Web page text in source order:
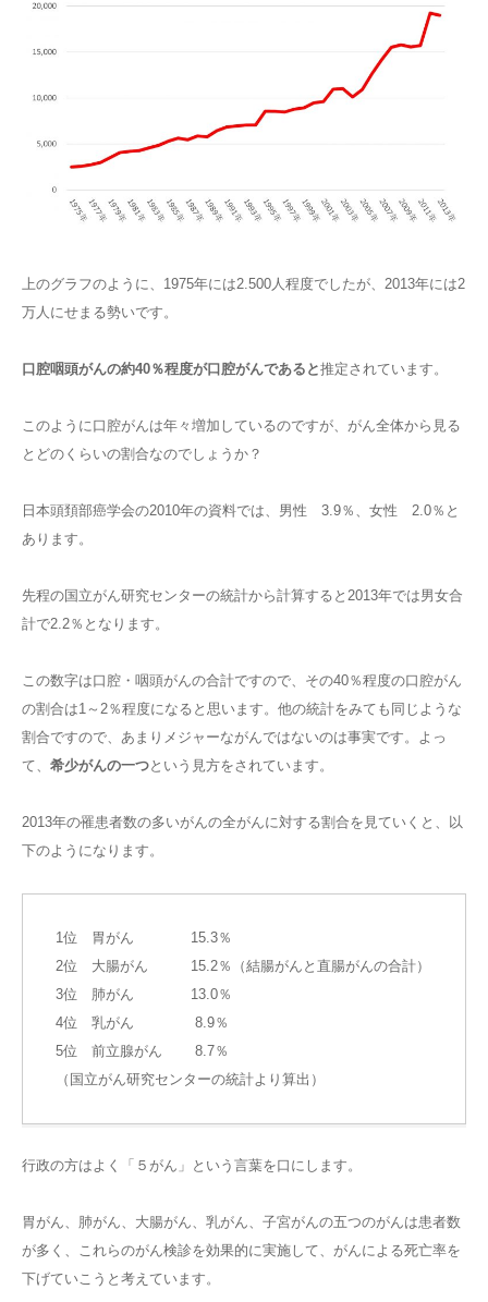
上のグラフのように、1975年には2.500人程度でしたが、2013年には2
万人にせまる勢いです。
口腔咽頭がんの約40％程度が口腔がんであると推定されています。
このように口腔がんは年々増加しているのですが、がん全体から見る
とどのくらいの割合なのでしょうか？
日本頭頚部癌学会の2010年の資料では、男性 3.9％、女性 2.0％と
あります。
先程の国立がん研究センターの統計から計算すると2013年では男女合
計で2.2％となります。
この数字は口腔・咽頭がんの合計ですので、その40％程度の口腔がん
の割合は1～2％程度になると思います。他の統計をみても同じような
割合ですので、あまりメジャーながんではないのは事実です。よっ
て、 希少がんの一つという見方をされています。
2013年の罹患者数の多いがんの全がんに対する割合を見ていくと、以
下のようになります。
1位 胃がん 15.3％
2位 大腸がん 15.2％（結腸がんと直腸がんの合計）
3位 肺がん 13.0％
4位 乳がん 8.9％
5位 前立腺がん 8.7％
（国立がん研究センターの統計より算出）
行政の方はよく「５がん」という言葉を口にします。
胃がん、肺がん、大腸がん、乳がん、子宮がんの五つのがんは患者数
が多く、これらのがん検診を効果的に実施して、がんによる死亡率を
下げていこうと考えています。